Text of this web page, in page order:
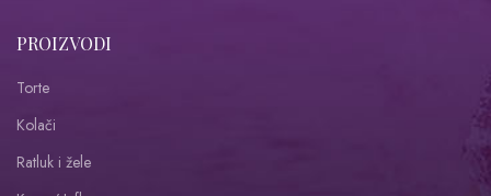
PROIZVODI
Torte
Kolači
Ratluk i žele